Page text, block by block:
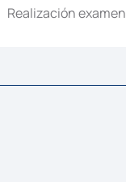
Realización examen